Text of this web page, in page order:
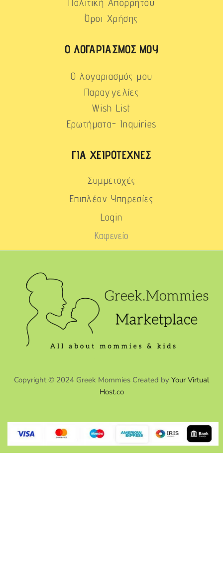
Πολιτική Απορρήτου
Όροι Χρήσης
Ο ΛΟΓΑΡΙΑΣΜΌΣ ΜΟΥ
Ο λογαριασμός μου
Παραγγελίες
Wish List
Ερωτήματα- Inquiries
ΓΙΑ ΧΕΙΡΟΤΈΧΝΕΣ
Συμμετοχές
Επιπλέον Υπηρεσίες
Login
Καφενείο
Copyright © 2024 Greek Mommies Created by Your Virtual
Host.co